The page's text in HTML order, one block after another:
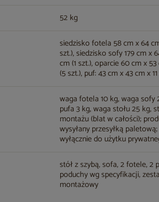
52 kg
siedzisko fotela 58 cm x 64
szt.), siedzisko sofy 179 cm x
cm (1 szt.), oparcie 60 cm x 53
(5 szt.), puf: 43 cm x 43 cm x
waga fotela 10 kg, waga sofy
pufa 3 kg, waga stołu 25 kg,
montażu (blat w całości);
wysyłany przesyłką
wyłącznie do użytku
stół z szybą, sofa, 2 fotele, 2
poduchy wg specyfikacji,
montażowy